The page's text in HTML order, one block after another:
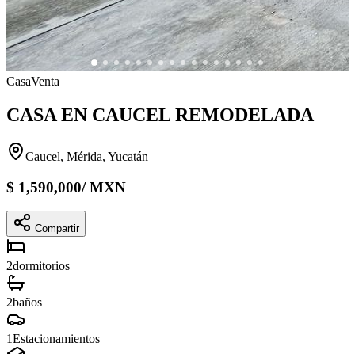
CasaVenta
CASA EN CAUCEL REMODELADA
Caucel, Mérida, Yucatán
$ 1,590,000/MXN
Compartir
2dormitorios
2baños
1Estacionamientos